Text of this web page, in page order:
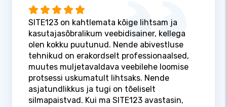
SITE123 on kahtlemata kõige lihtsam ja
kasutajasõbralikum veebidisainer, kellega
olen kokku puutunud. Nende abivestluse
tehnikud on erakordselt professionaalsed,
muutes muljetavaldava veebilehe loomise
protsessi uskumatult lihtsaks. Nende
asjatundlikkus ja tugi on tõeliselt
silmapaistvad. Kui ma SITE123 avastasin,